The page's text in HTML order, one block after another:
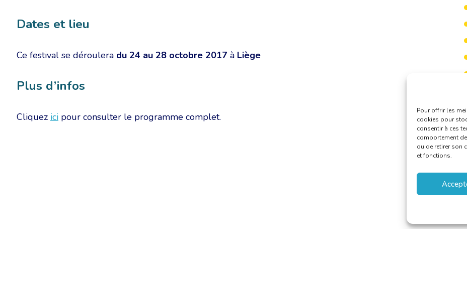
Pour offrir les
cookies pour
consentir à ces
comportement
ou de retirer son
et fonctions.
Dates et lieu
Ce festival se déroulera du 24 au 28 octobre 2017 à Liège
Plus d’infos
Cliquez ici pour consulter le programme complet.